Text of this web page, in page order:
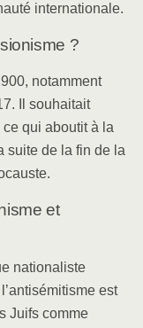
internationale.
?
notamment
Il souhaitait
qui aboutit à la
suite de la fin de la
et
nationaliste
est
Juifs comme